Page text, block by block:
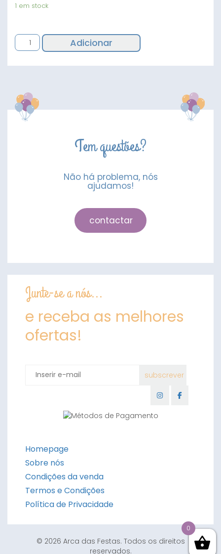
1 em stock
Quantidade
de
Super
Adicionar
Tem questões?
Não há problema, nós
ajudamos!
contactar
Junte-se a nós...
e receba as melhores
ofertas!
Homepage
Sobre nós
Condições da venda
Termos e Condições
Política de Privacidade
© 2026 Arca das Festas. Todos os direitos
reservados.
0